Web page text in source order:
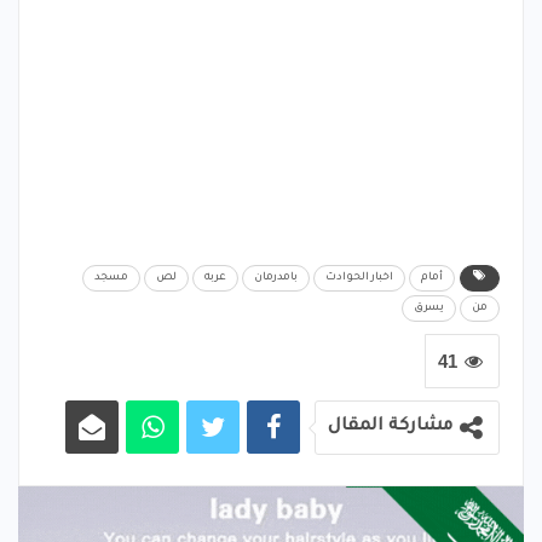
أمام اخبار الحوادث بامدرمان عربه لص مسجد
من يسرق
41
مشاركة المقال